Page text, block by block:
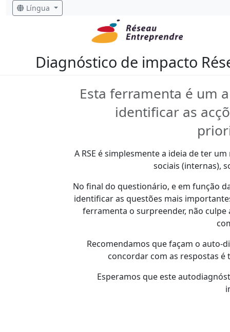
Língua
Diagnóstico de impacto
Esta ferramenta é um
identificar as
A RSE é simplesmente a ideia de ter
sociais (internas),
No final do questionário, e em função
identificar as questões mais
ferramenta o surpreender, não
Recomendamos que façam o auto-
concordar com as respostas
Esperamos que este